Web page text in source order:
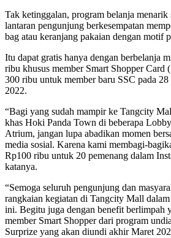
Tak ketinggalan, program belanja menarik
lantaran pengunjung berkesempatan
bag atau keranjang pakaian dengan motif
Itu dapat gratis hanya dengan berbelanja
ribu khusus member Smart Shopper Card
300 ribu untuk member baru SSC pada
2022.
“Bagi yang sudah mampir ke Tangcity
khas Hoki Panda Town di beberapa
Atrium, jangan lupa abadikan momen
media sosial. Karena kami membagi-
Rp100 ribu untuk 20 pemenang dalam
katanya.
“Semoga seluruh pengunjung dan
rangkaian kegiatan di Tangcity Mall
ini. Begitu juga dengan benefit berlimpah
member Smart Shopper dari program
Surprize yang akan diundi akhir Maret